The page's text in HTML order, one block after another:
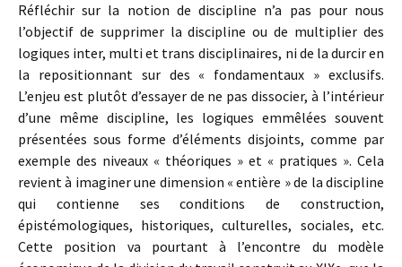
Réfléchir sur la notion de discipline n’a pas pour nous
l’objectif de supprimer la discipline ou de multiplier des
logiques inter, multi et trans disciplinaires, ni de la durcir en
la repositionnant sur des « fondamentaux » exclusifs.
L’enjeu est plutôt d’essayer de ne pas dissocier, à l’intérieur
d’une même discipline, les logiques emmêlées souvent
présentées sous forme d’éléments disjoints, comme par
exemple des niveaux « théoriques » et « pratiques ». Cela
revient à imaginer une dimension « entière » de la discipline
qui contienne ses conditions de construction,
épistémologiques, historiques, culturelles, sociales, etc.
Cette position va pourtant à l’encontre du modèle